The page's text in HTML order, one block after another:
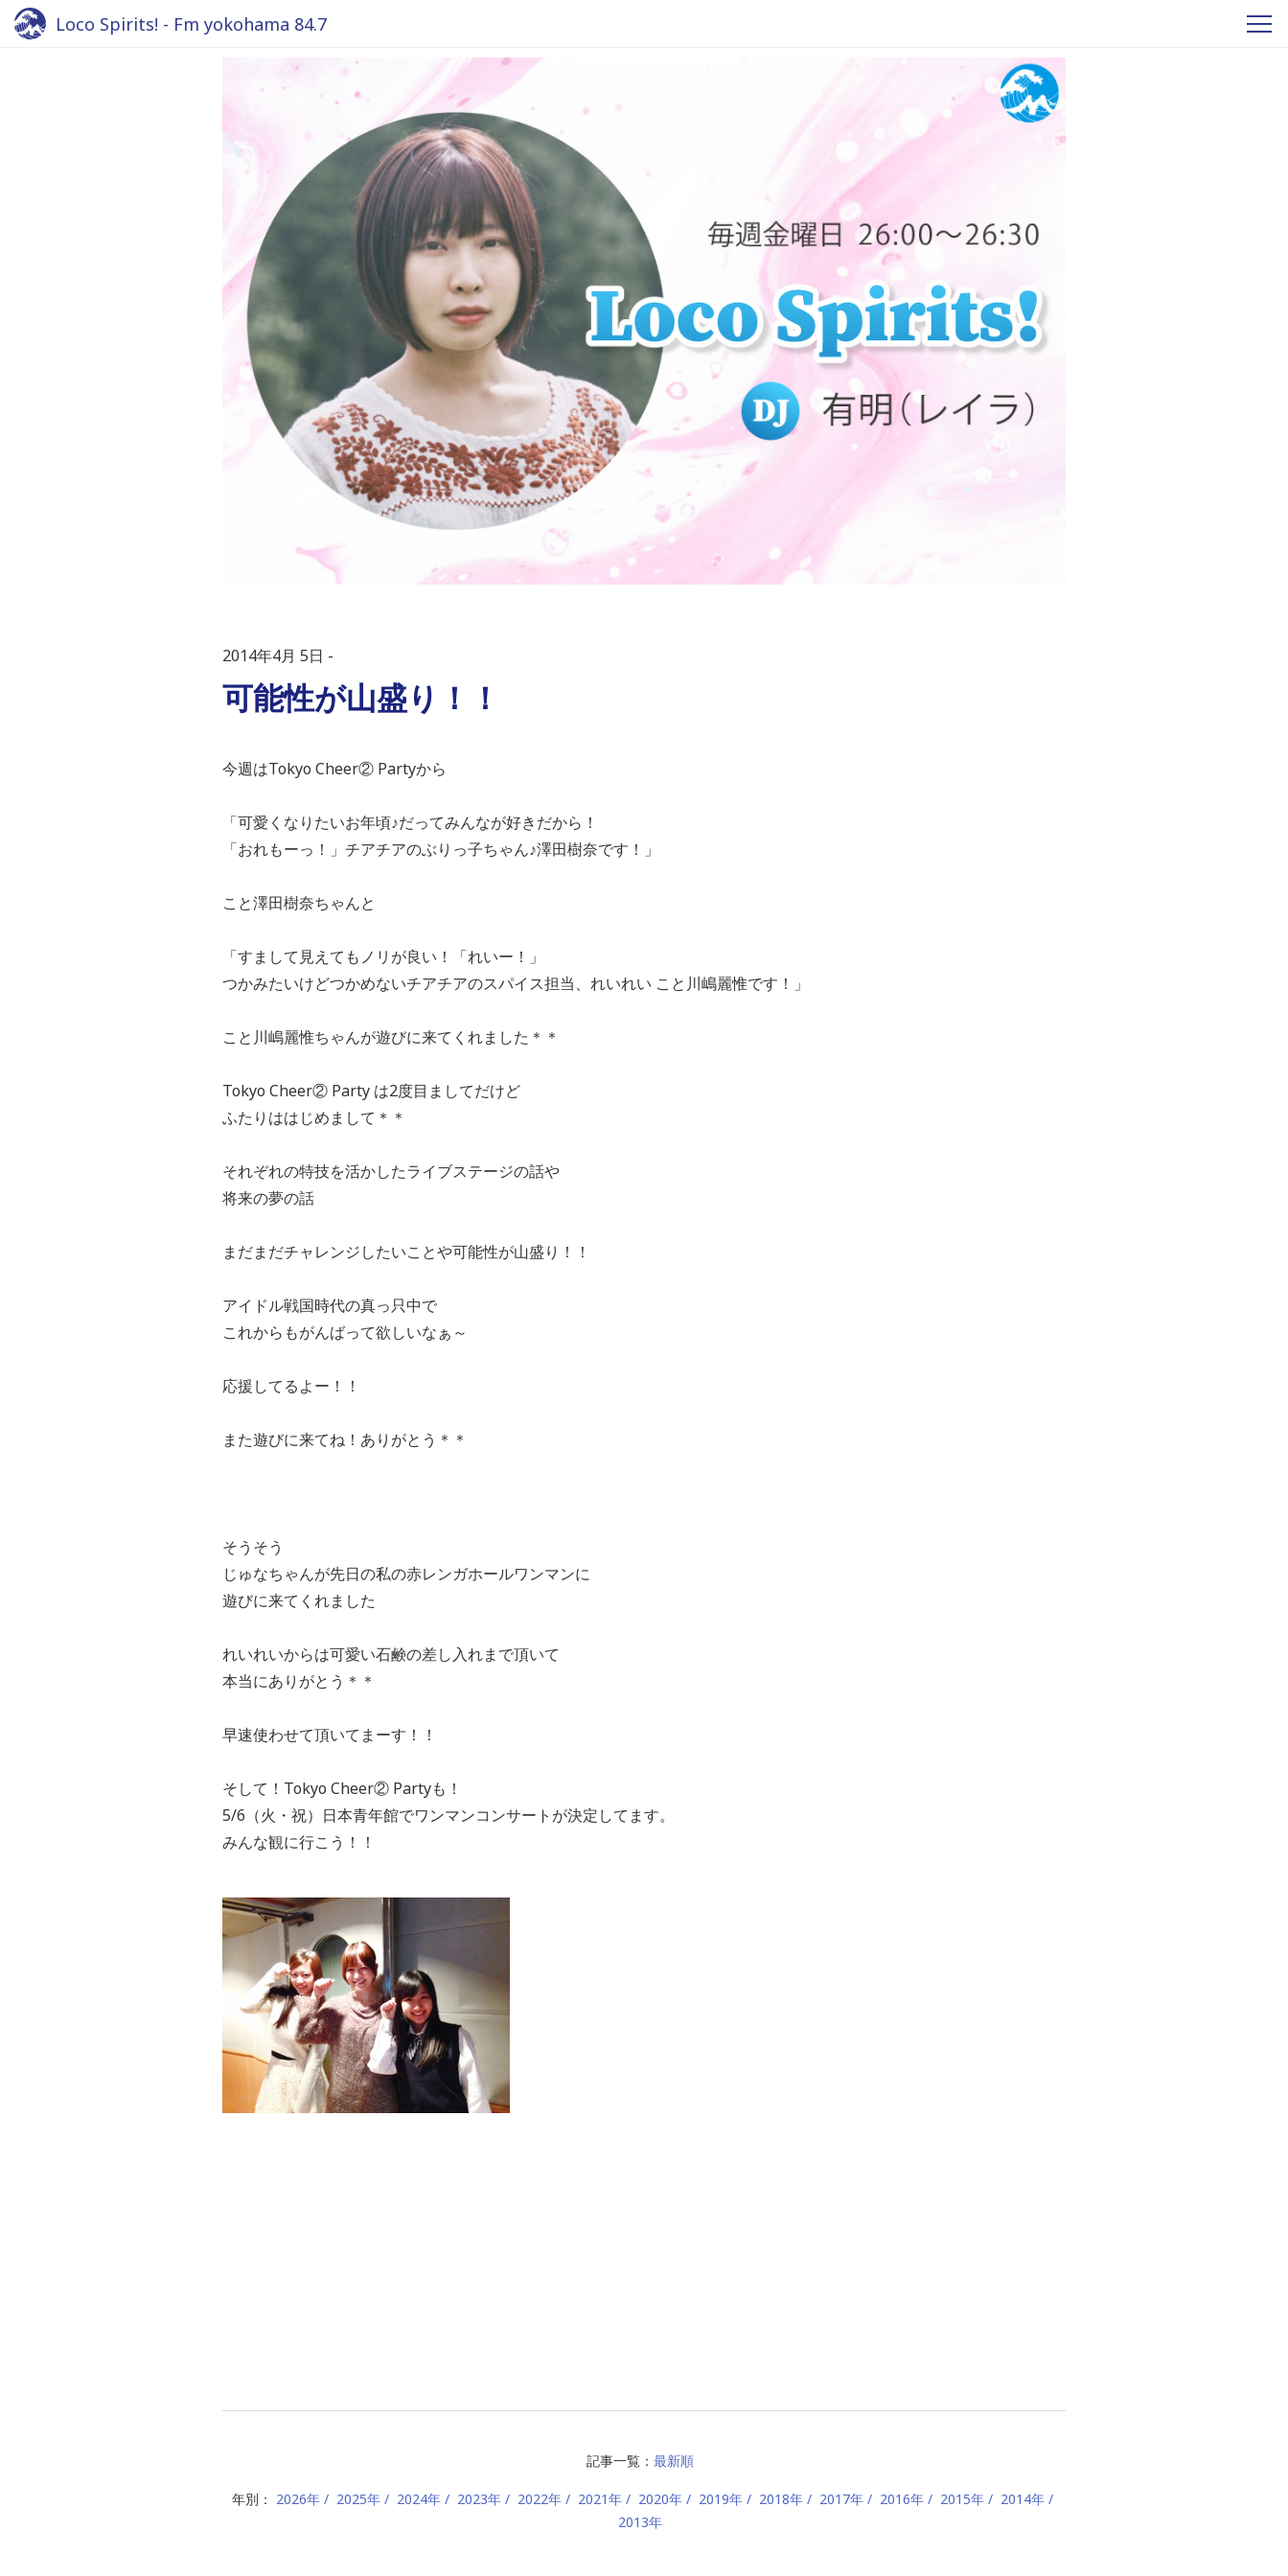
Loco Spirits! - Fm yokohama 84.7
2014年4月 5日
可能性が山盛り！！
今週はTokyo Cheer② Partyから
「可愛くなりたいお年頃♪だってみんなが好きだから！
「おれもーっ！」チアチアのぶりっ子ちゃん♪澤田樹奈です！」
こと澤田樹奈ちゃんと
「すまして見えてもノリが良い！「れいー！」
つかみたいけどつかめないチアチアのスパイス担当、れいれい こと川嶋麗惟です！」
こと川嶋麗惟ちゃんが遊びに来てくれました＊＊
Tokyo Cheer② Party は2度目ましてだけど
ふたりははじめまして＊＊
それぞれの特技を活かしたライブステージの話や
将来の夢の話
まだまだチャレンジしたいことや可能性が山盛り！！
アイドル戦国時代の真っ只中で
これからもがんばって欲しいなぁ～
応援してるよー！！
また遊びに来てね！ありがとう＊＊
そうそう
じゅなちゃんが先日の私の赤レンガホールワンマンに
遊びに来てくれました
れいれいからは可愛い石鹸の差し入れまで頂いて
本当にありがとう＊＊
早速使わせて頂いてまーす！！
そして！Tokyo Cheer② Partyも！
5/6（火・祝）日本青年館でワンマンコンサートが決定してます。
みんな観に行こう！！
記事一覧： 最新順
年別： 2026年 2025年 2024年 2023年 2022年 2021年 2020年 2019年 2018年 2017年 2016年 2015年
2014年
2013年